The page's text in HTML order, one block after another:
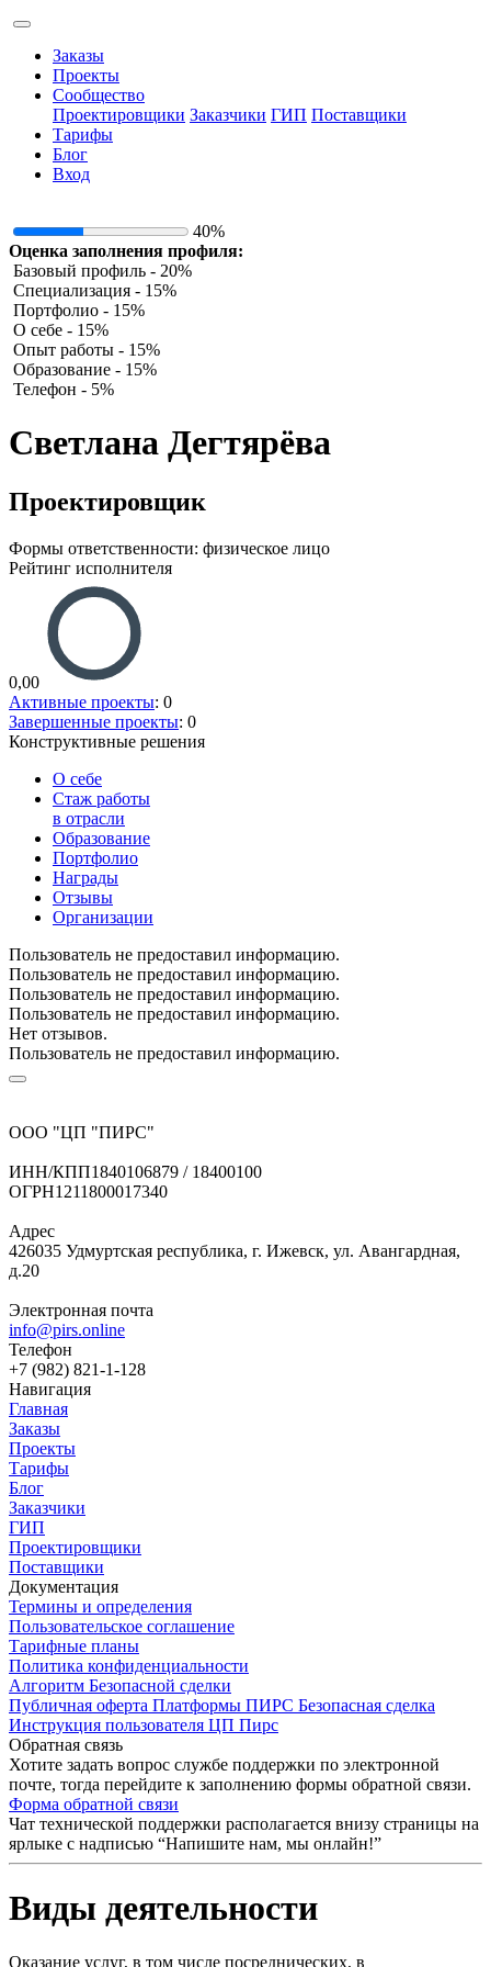
Заказы
Проекты
Сообщество
Проектировщики Заказчики ГИП Поставщики
Тарифы
Блог
Вход
40%
Оценка заполнения профиля:
Базовый профиль - 20%
Специализация - 15%
Портфолио - 15%
О себе - 15%
Опыт работы - 15%
Образование - 15%
Телефон - 5%
Светлана Дегтярёва
Проектировщик
Формы ответственности: физическое лицо
Рейтинг исполнителя
0,00
Активные проекты: 0
Завершенные проекты: 0
Конструктивные решения
О себе
Стаж работы
в отрасли
Образование
Портфолио
Награды
Отзывы
Организации
Пользователь не предоставил информацию.
Пользователь не предоставил информацию.
Пользователь не предоставил информацию.
Пользователь не предоставил информацию.
Нет отзывов.
Пользователь не предоставил информацию.
ООО "ЦП "ПИРС"
ИНН/КПП1840106879 / 18400100
ОГРН1211800017340
Адрес
426035 Удмуртская республика, г. Ижевск, ул. Авангардная,
д.20
Электронная почта
info@pirs.online
Телефон
+7 (982) 821-1-128
Навигация
Главная
Заказы
Проекты
Тарифы
Блог
Заказчики
ГИП
Проектировщики
Поставщики
Документация
Термины и определения
Пользовательское соглашение
Тарифные планы
Политика конфиденциальности
Алгоритм Безопасной сделки
Публичная оферта Платформы ПИРС Безопасная сделка
Инструкция пользователя ЦП Пирс
Обратная связь
Хотите задать вопрос службе поддержки по электронной
почте, тогда перейдите к заполнению формы обратной связи.
Форма обратной связи
Чат технической поддержки располагается внизу страницы на
ярлыке с надписью “Напишите нам, мы онлайн!”
Виды деятельности
Оказание услуг, в том числе посреднических, в